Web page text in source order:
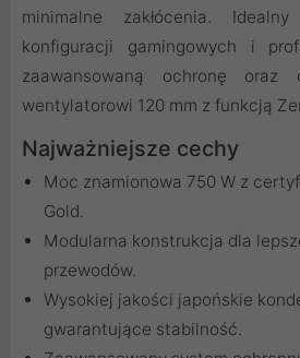
minimalne zakłócenia.
konfiguracji gamingowych i
zaawansowaną ochronę
wentylatorowi 120 mm z funkcją
Najważniejsze cechy
Moc znamionowa 750 W z
Gold.
Modularna konstrukcja dla
przewodów.
Wysokiej jakości japońskie
gwarantujące stabilność.